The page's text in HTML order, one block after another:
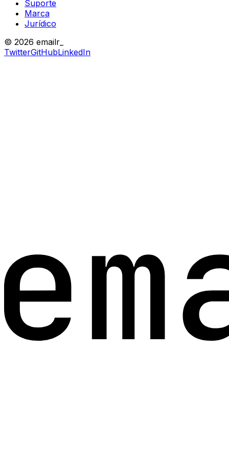
Suporte
Marca
Jurídico
© 2026 emailr_
TwitterGitHubLinkedIn